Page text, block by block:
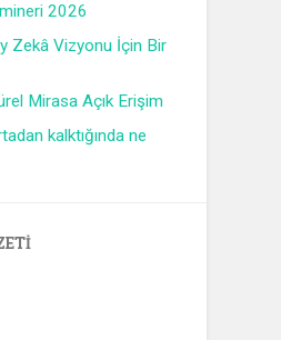
2026
Zekâ Vizyonu İçin Bir
Mirasa Açık Erişim
kalktığında ne